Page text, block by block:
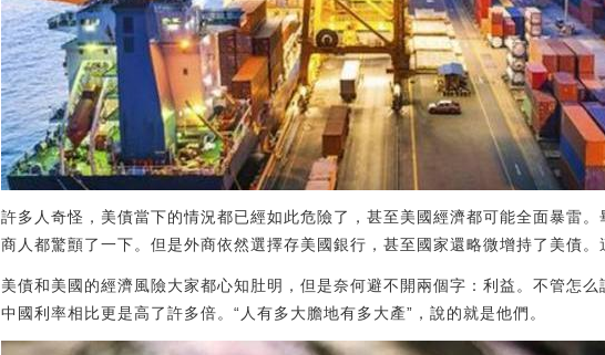
許多人奇怪，美債當下的情況都已經如此危險了，甚至美國經濟都可能全面暴雷
商人都驚顫了一下。但是外商依然選擇存美國銀行，甚至國家還略微增持了美債。
美債和美國的經濟風險大家都心知肚明，但是奈何避不開兩個字：利益。不管怎
中國利率相比更是高了許多倍。“人有多大膽地有多大產”，說的就是他們。